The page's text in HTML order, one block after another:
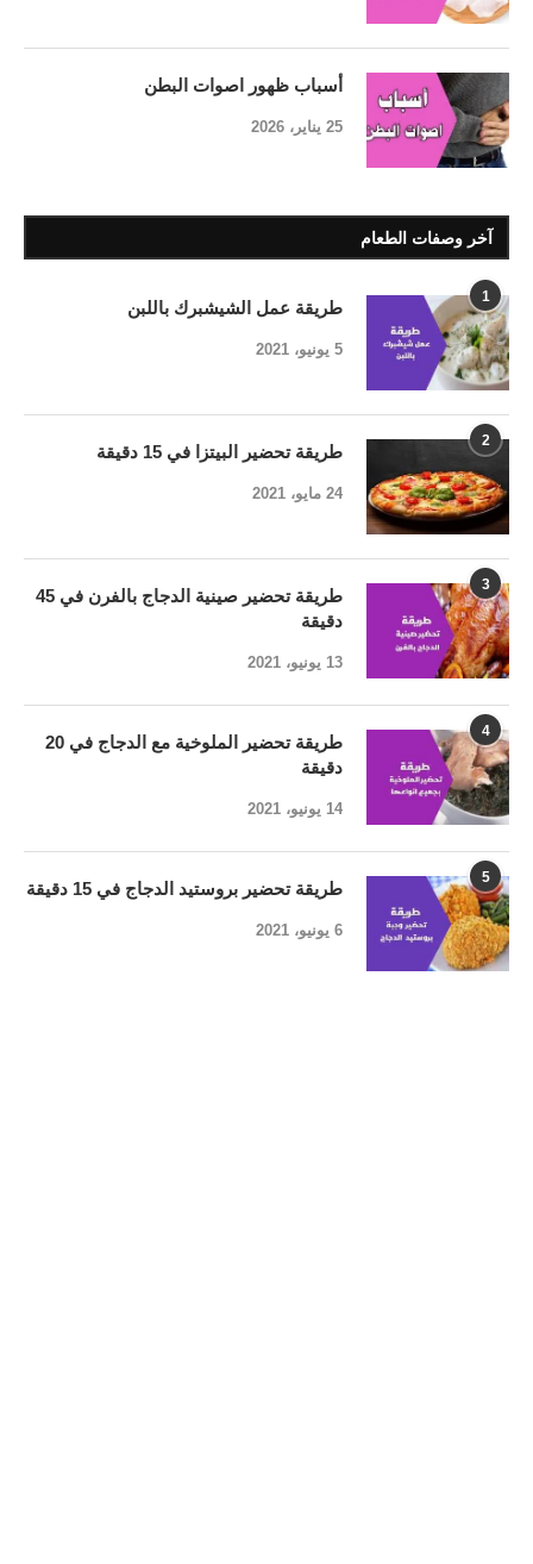
أسباب ظهور اصوات البطن
25 يناير، 2026
آخر وصفات الطعام
1
طريقة عمل الشيشبرك باللبن
5 يونيو، 2021
2
طريقة تحضير البيتزا في 15 دقيقة
24 مايو، 2021
3
طريقة تحضير صينية الدجاج بالفرن في 45
دقيقة
13 يونيو، 2021
4
طريقة تحضير الملوخية مع الدجاج في 20
دقيقة
14 يونيو، 2021
5
طريقة تحضير بروستيد الدجاج في 15 دقيقة
6 يونيو، 2021